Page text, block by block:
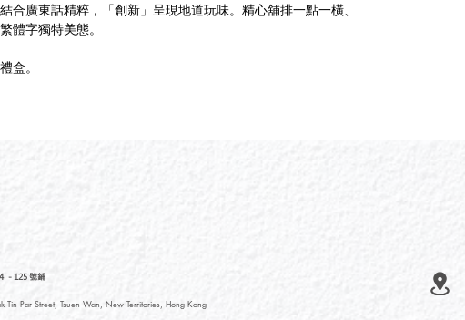
合廣東話精粹，「創新」呈現地道玩味。精心舖排一點一橫、
體字獨特美態。
盒。
- 125 號鋪
Par Street, Tsuen Wan, New Territories, Hong Kong